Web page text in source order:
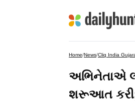
Home/News/Cliq India
અભિનેતાએ
શરૂઆત કરી;